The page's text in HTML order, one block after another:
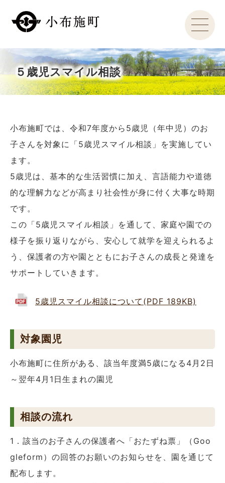
５歳児スマイル相談
小布施町では、令和7年度から5歳児（年中児）のお
子さんを対象に「5歳児スマイル相談」を実施してい
ます。
5歳児は、基本的な生活習慣に加え、言語能力や道徳
的な理解力などが高まり社会性が身に付く大事な時期
です。
この「5歳児スマイル相談」を通して、家庭や園での
様子を振り返りながら、安心して就学を迎えられるよ
う、保護者の方や園とともにお子さんの成長と発達を
サポートしていきます。
5歳児スマイル相談について(PDF 189KB)
対象園児
小布施町に住所がある、該当年度満5歳になる4月2日
～翌年4月1日生まれの園児
相談の流れ
1．該当のお子さんの保護者へ「おたずね票」（Goo
gleform）の回答のお願いのお知らせを、園を通じて
配布します。